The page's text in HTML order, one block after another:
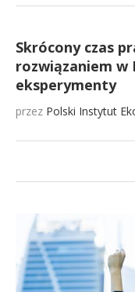
Skrócony czas
rozwiązaniem w
eksperymenty
przez Polski Instytut